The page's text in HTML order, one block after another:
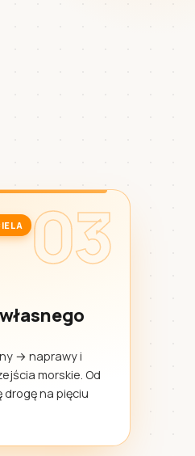
03
→ naprawy i
morskie. Od
na pięciu